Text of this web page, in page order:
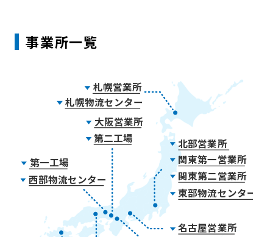
事業所一覧
札幌営業所
札幌物流センター
関東第一営業所
関東第二営業所
北部営業所
東部物流センター
名古屋営業所
大阪営業所
第二工場
第一工場
西部物流センター